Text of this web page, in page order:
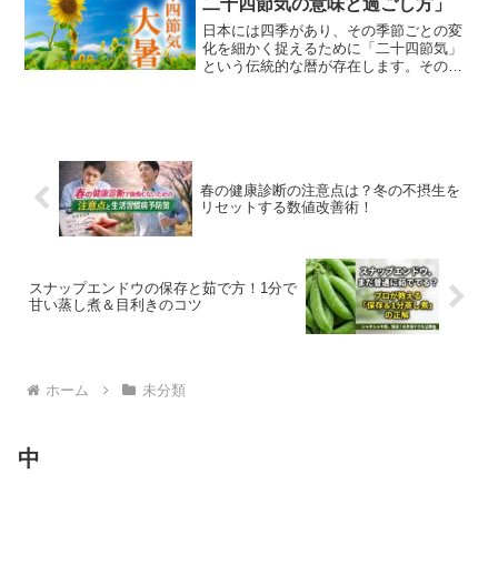
日本には四季があり、その季節ごとの変
化を細かく捉えるために「二十四節気」
という伝統的な暦が存在します。その中
春の健康診断の注意点は？冬の不摂生を
リセットする数値改善術！
スナップエンドウの保存と茹で方！1分で
甘い蒸し煮＆目利きのコツ
ホーム 未分類
中